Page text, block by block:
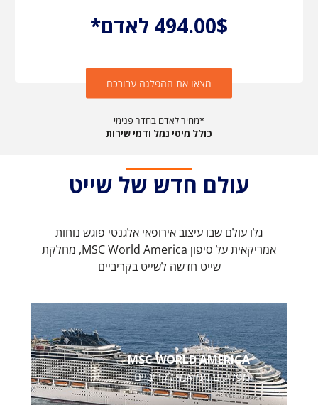
494.00$ לאדם*
מצאו את ההפלגה עבורכם
מחיר לאדם בחדר פנימי*
כולל מיסי נמל ודמי שירות
עולם חדש של שייט
גלו עולם שבו עיצוב אירופאי אלגנטי פוגש נוחות
אמריקאית על סיפון MSC World America, מחלקת
שייט חדשה לשייט בקריביים
MSC WORLD AMERICA
מפליגים ממיאמי לקריביים